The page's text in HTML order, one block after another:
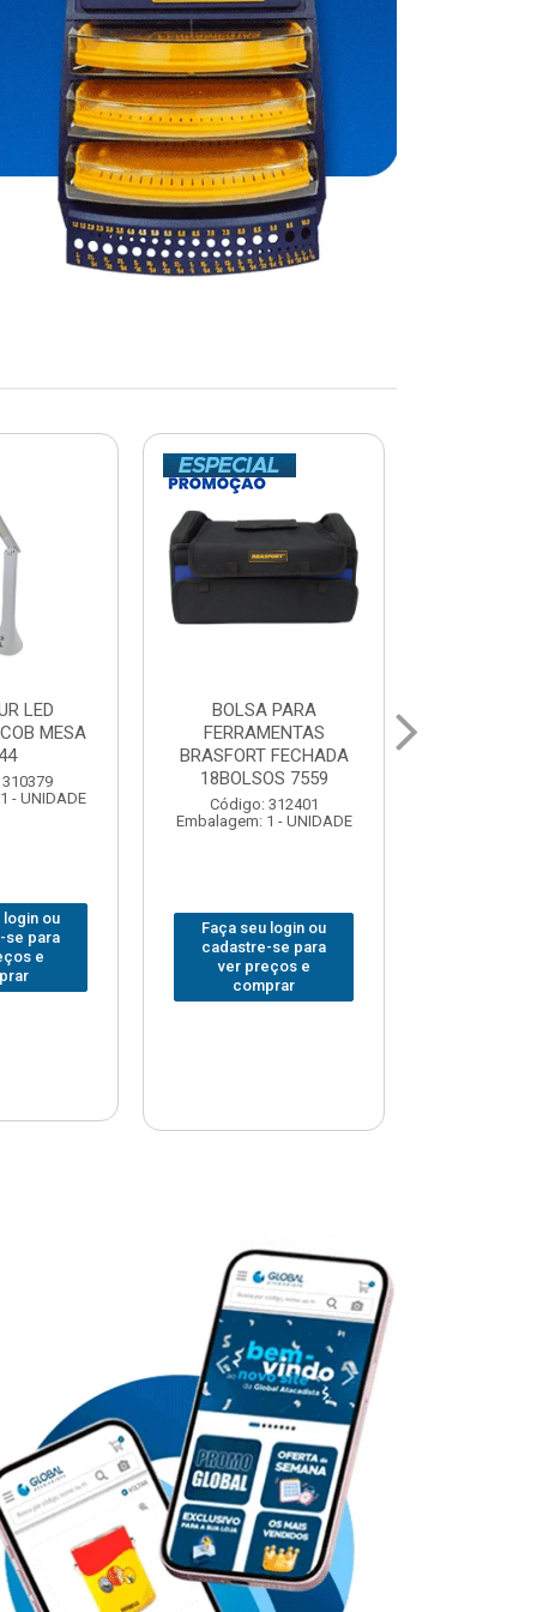
PARA
7559
login ou
se para
e
GRAMPO MARCENEIRO
SARGENTO BRASFORT
80x 250
Código: 312649
Embalagem: 1 - UNIDADE
Faça seu login ou
cadastre-se para
ver preços e
comprar